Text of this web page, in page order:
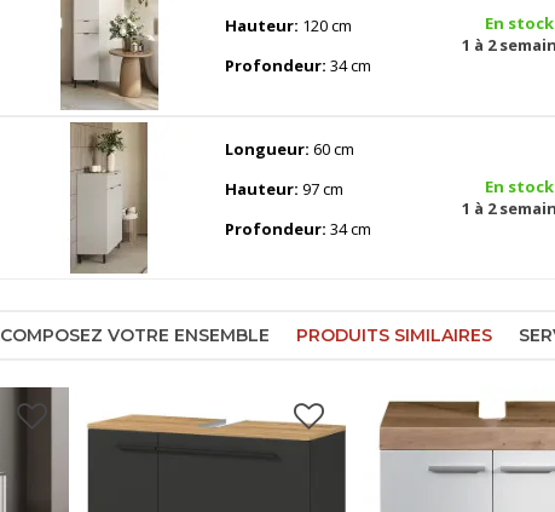
Hauteur: 120 cm
Profondeur: 34 cm
En stock
1 à 2
Longueur: 60 cm
Hauteur: 97 cm
Profondeur: 34 cm
En stock
1 à 2
COMPOSEZ VOTRE ENSEMBLE PRODUITS SIMILAIRES